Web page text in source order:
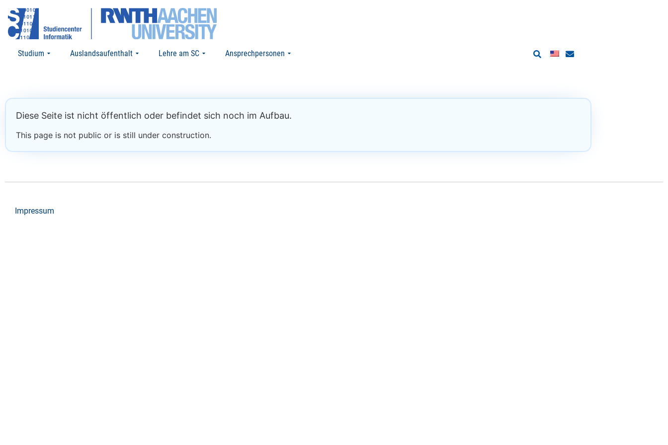
Studium Auslandsaufenthalt Lehre am SC Ansprechpersonen
Diese Seite ist nicht öffentlich oder befindet sich noch im Aufbau.
This page is not public or is still under construction.
Impressum